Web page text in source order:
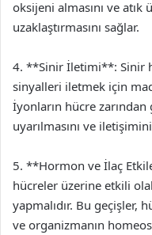
oksijeni almasını ve
uzaklaştırmasını sağlar.
4. **Sinir İletimi**: Sinir
sinyalleri iletmek için
İyonların hücre
uyarılmasını ve
5. **Hormon ve İlaç
hücreler üzerine etkili
yapmalıdır. Bu geçişler,
ve organizmanın